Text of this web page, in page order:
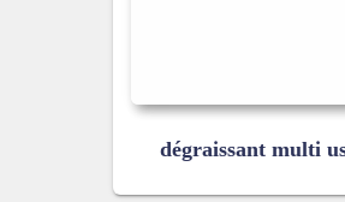
dégraissant multi